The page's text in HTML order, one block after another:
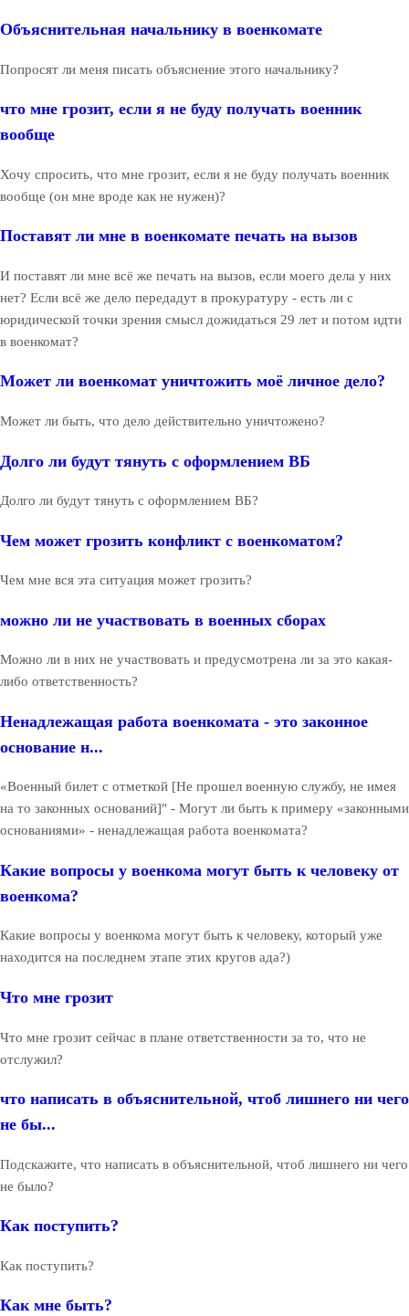
Объяснительная начальнику в военкомате
Попросят ли меня писать объяснение этого начальнику?
что мне грозит, если я не буду получать военник
вообще
Хочу спросить, что мне грозит, если я не буду получать военник
вообще (он мне вроде как не нужен)?
Поставят ли мне в военкомате печать на вызов
И поставят ли мне всё же печать на вызов, если моего дела у них
нет? Если всё же дело передадут в прокуратуру - есть ли с
юридической точки зрения смысл дожидаться 29 лет и потом идти
в военкомат?
Может ли военкомат уничтожить моё личное дело?
Может ли быть, что дело действительно уничтожено?
Долго ли будут тянуть с оформлением ВБ
Долго ли будут тянуть с оформлением ВБ?
Чем может грозить конфликт с военкоматом?
Чем мне вся эта ситуация может грозить?
можно ли не участвовать в военных сборах
Можно ли в них не участвовать и предусмотрена ли за это какая-
либо ответственность?
Ненадлежащая работа военкомата - это законное
основание н...
«Военный билет с отметкой [Не прошел военную службу, не имея
на то законных оснований]" - Могут ли быть к примеру «законными
основаниями» - ненадлежащая работа военкомата?
Какие вопросы у военкома могут быть к человеку от
военкома?
Какие вопросы у военкома могут быть к человеку, который уже
находится на последнем этапе этих кругов ада?)
Что мне грозит
Что мне грозит сейчас в плане ответственности за то, что не
отслужил?
что написать в объяснительной, чтоб лишнего ни чего
не бы...
Подскажите, что написать в объяснительной, чтоб лишнего ни чего
не было?
Как поступить?
Как поступить?
Как мне быть?